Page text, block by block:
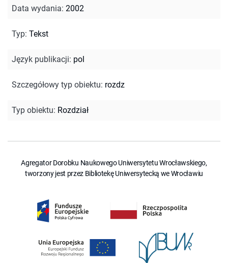
Data wydania: 2002
Typ: Tekst
Język publikacji: pol
Szczegółowy typ obiektu: rozdz
Typ obiektu: Rozdział
Agregator Dorobku Naukowego Uniwersytetu Wrocławskiego,
tworzony jest przez Bibliotekę Uniwersytecką we Wrocławiu